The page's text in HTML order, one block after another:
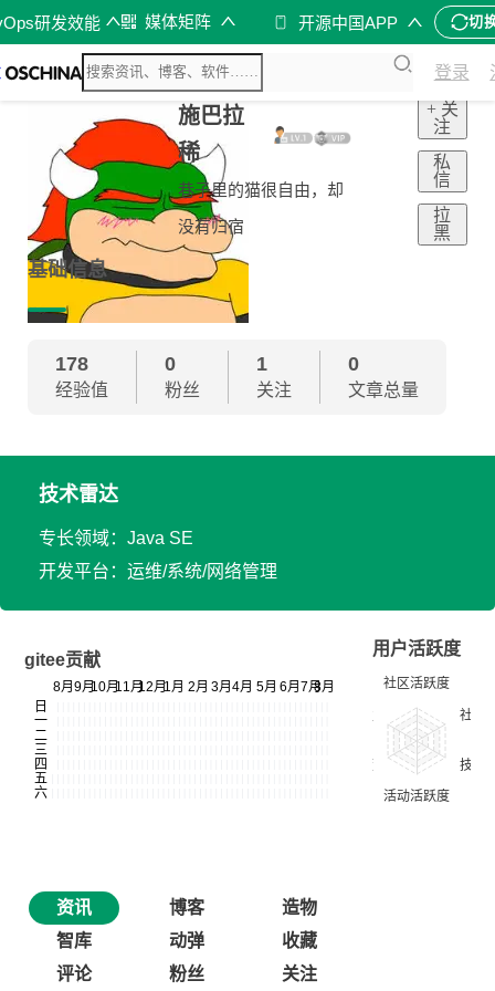
研发效能 媒体矩阵 开源中国APP 切
登录
施巴拉
稀
巷子里的猫很自由，却
没有归宿
+ 关
注
私
信
拉
黑
基础信息
178
经验值
0
粉丝
1
关注
0
文章总量
技术雷达
专长领域：Java SE
开发平台：运维/系统/网络管理
gitee贡献
用户活跃度
资讯 博客
造物
智库
动弹
收藏
评论
粉丝 关注